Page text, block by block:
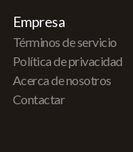
Empresa
Términos de servicio
Política de privacidad
Acerca de nosotros
Contactar